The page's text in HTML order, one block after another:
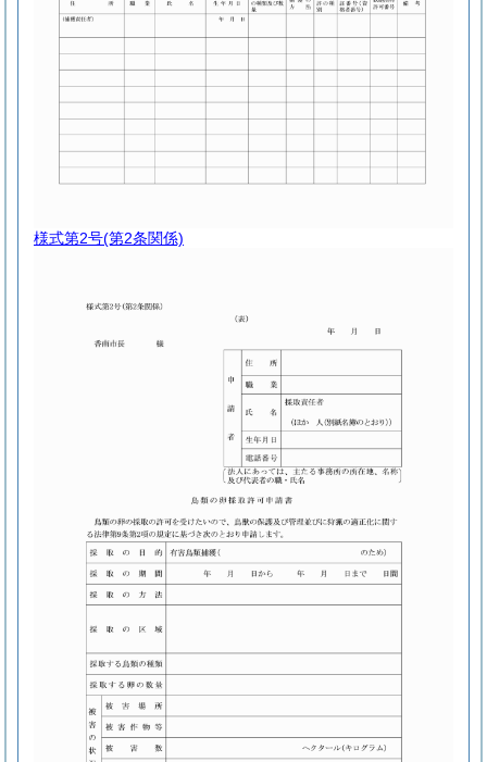
様式第2号(第2条関係)